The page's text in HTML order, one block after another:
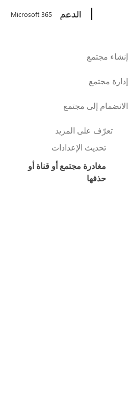
الدعم Microsoft 365
إنشاء مجتمع
إدارة مجتمع
الانضمام إلى مجتمع
تعرّف على المزيد
تحديث الإعدادات
مغادرة مجتمع أو قناة أو
حذفها